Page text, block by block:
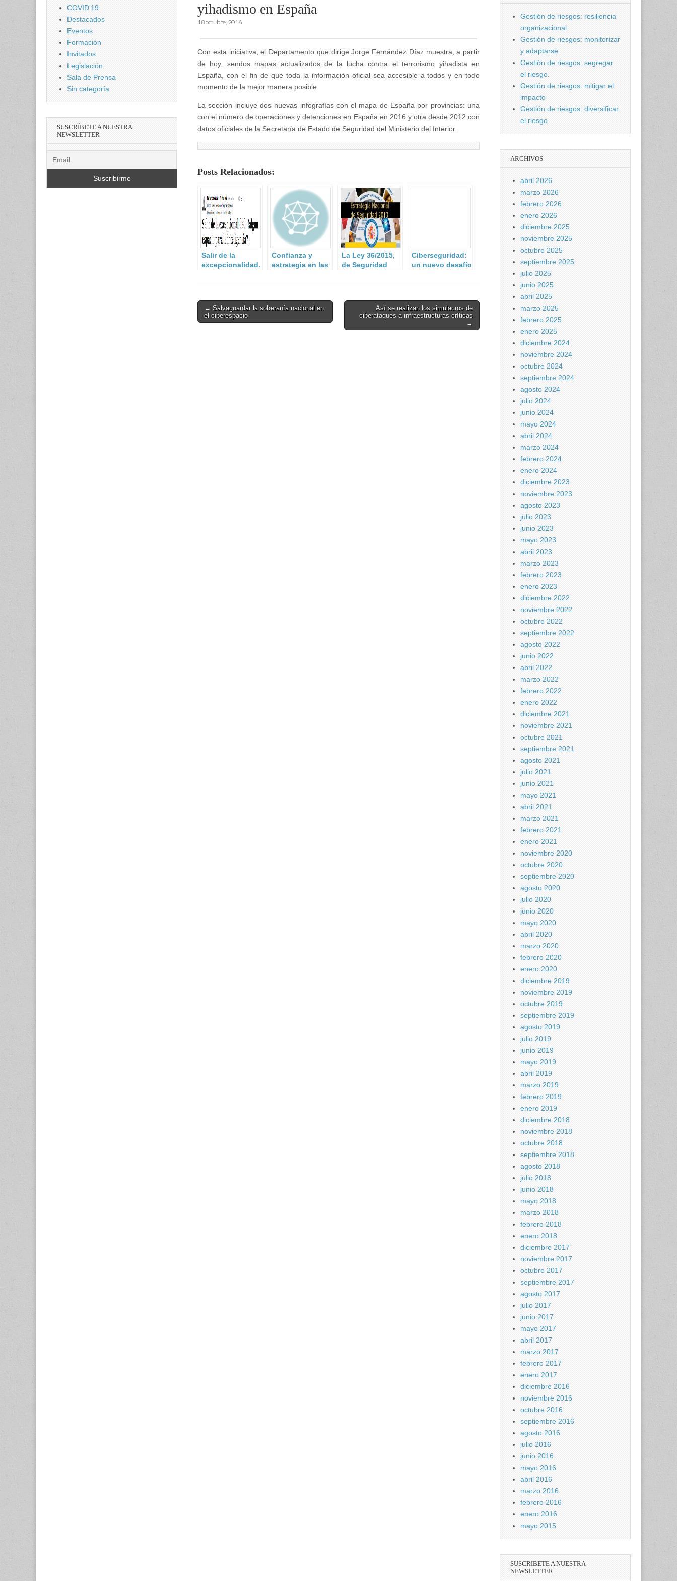
yihadismo en España
18 octubre, 2016
Con esta iniciativa, el Departamento que dirige Jorge Fernández Díaz muestra, a partir
de hoy, sendos mapas actualizados de la lucha contra el terrorismo yihadista en
España, con el fin de que toda la información oficial sea accesible a todos y en todo
momento de la mejor manera posible
La sección incluye dos nuevas infografías con el mapa de España por provincias: una
con el número de operaciones y detenciones en España en 2016 y otra desde 2012 con
datos oficiales de la Secretaría de Estado de Seguridad del Ministerio del Interior.
Posts Relacionados:
Salir de la
excepcionalidad.
Confianza y
estrategia en las
información.
La Ley 36/2015,
de Seguridad
Ciberseguridad:
un nuevo desafío
comunidad
Post
navigation
← Salvaguardar la soberanía nacional en
el ciberespacio
Así se realizan los simulacros de
ciberataques a infraestructuras críticas
→
COVID'19
Destacados
Eventos
Formación
Invitados
Legislación
Sala de Prensa
Sin categoría
SUSCRÍBETE A NUESTRA
NEWSLETTER
Gestión de riesgos: resiliencia
organizacional
Gestión de riesgos: monitorizar
y adaptarse
Gestión de riesgos: segregar
el riesgo.
Gestión de riesgos: mitigar el
impacto
Gestión de riesgos: diversificar
el riesgo
ARCHIVOS
abril 2026
marzo 2026
febrero 2026
enero 2026
diciembre 2025
noviembre 2025
octubre 2025
septiembre 2025
julio 2025
junio 2025
abril 2025
marzo 2025
febrero 2025
enero 2025
diciembre 2024
noviembre 2024
octubre 2024
septiembre 2024
agosto 2024
julio 2024
junio 2024
mayo 2024
abril 2024
marzo 2024
febrero 2024
enero 2024
diciembre 2023
noviembre 2023
agosto 2023
julio 2023
junio 2023
mayo 2023
abril 2023
marzo 2023
febrero 2023
enero 2023
diciembre 2022
noviembre 2022
octubre 2022
septiembre 2022
agosto 2022
junio 2022
abril 2022
marzo 2022
febrero 2022
enero 2022
diciembre 2021
noviembre 2021
octubre 2021
septiembre 2021
agosto 2021
julio 2021
junio 2021
mayo 2021
abril 2021
marzo 2021
febrero 2021
enero 2021
noviembre 2020
octubre 2020
septiembre 2020
agosto 2020
julio 2020
junio 2020
mayo 2020
abril 2020
marzo 2020
febrero 2020
enero 2020
diciembre 2019
noviembre 2019
octubre 2019
septiembre 2019
agosto 2019
julio 2019
junio 2019
mayo 2019
abril 2019
marzo 2019
febrero 2019
enero 2019
diciembre 2018
noviembre 2018
octubre 2018
septiembre 2018
agosto 2018
julio 2018
junio 2018
mayo 2018
marzo 2018
febrero 2018
enero 2018
diciembre 2017
noviembre 2017
octubre 2017
septiembre 2017
agosto 2017
julio 2017
junio 2017
mayo 2017
abril 2017
marzo 2017
febrero 2017
enero 2017
diciembre 2016
noviembre 2016
octubre 2016
septiembre 2016
agosto 2016
julio 2016
junio 2016
mayo 2016
abril 2016
marzo 2016
febrero 2016
enero 2016
mayo 2015
SUSCRIBETE A NUESTRA
NEWSLETTER